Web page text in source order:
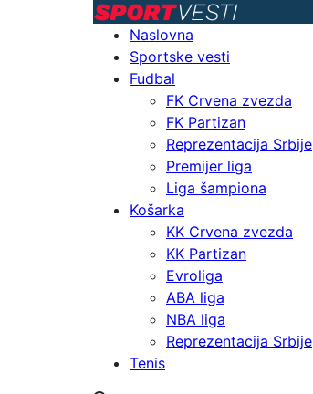
Naslovna
Sportske vesti
Fudbal
FK Crvena zvezda
FK Partizan
Reprezentacija Srbije
Premijer liga
Liga šampiona
Košarka
KK Crvena zvezda
KK Partizan
Evroliga
ABA liga
NBA liga
Reprezentacija Srbije
Tenis